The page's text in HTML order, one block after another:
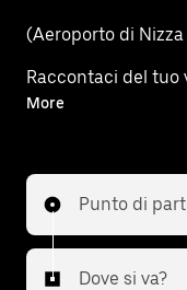
(Aeroporto di
Raccontaci del tuo
sono le opzioni
More
Punto di
Dove si va?